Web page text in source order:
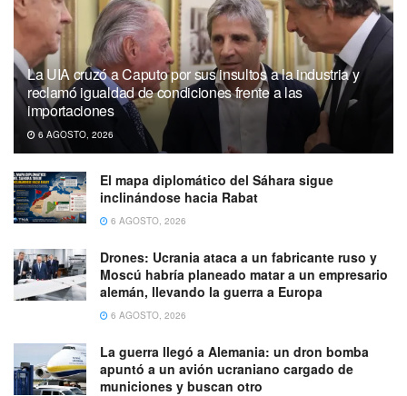
La UIA cruzó a Caputo por sus insultos a la industria y
reclamó igualdad de condiciones frente a las
importaciones
6 AGOSTO, 2026
El mapa diplomático del Sáhara sigue
inclinándose hacia Rabat
6 AGOSTO, 2026
Drones: Ucrania ataca a un fabricante ruso y
Moscú habría planeado matar a un empresario
alemán, llevando la guerra a Europa
6 AGOSTO, 2026
La guerra llegó a Alemania: un dron bomba
apuntó a un avión ucraniano cargado de
municiones y buscan otro